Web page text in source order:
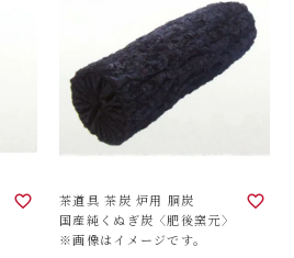
茶道具 茶炭 炉用 胴炭
国産純くぬぎ炭〈肥後窯元〉
※画像はイメージです。